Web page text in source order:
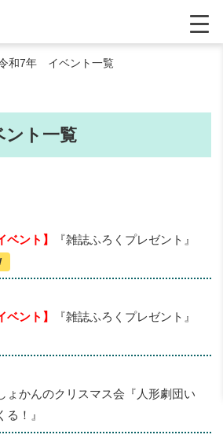
和7年 イベント一覧
ト一覧
ベント】
『雑誌ふろくプレゼント』
ベント】
『雑誌ふろくプレゼント』
ょかんのクリスマス会『人形劇団い
！』